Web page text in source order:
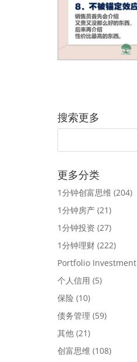
搜索更多
更多分类
1分钟创富思维 (204)
1分钟房产 (21)
1分钟投资 (27)
1分钟理财 (222)
Portfolio Investment
个人信用 (5)
保险 (10)
债务管理 (59)
其他 (21)
创富思维 (108)